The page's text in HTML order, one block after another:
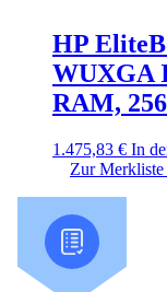
HP
WUXGA
RAM,
1.475,83 € In
Zur